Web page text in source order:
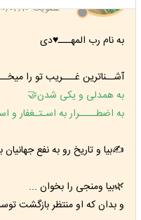
عضویت: 1400/02/10
به نام رب المهـــ♥️دی
آشــناترین غـــریب تو را
به همدلی و یکی شدن🤝
به اضطــــراربه اسـتـغفار و
✍️بیا و تاریخ رو به نفع جهانیان
🌿بیا ومنجی را بخوان ...
و بدان که او منتظر بازگشت